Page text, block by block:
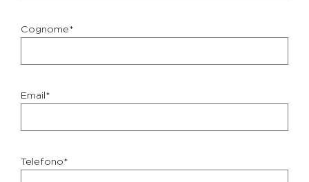
Cognome*
Email*
Telefono*